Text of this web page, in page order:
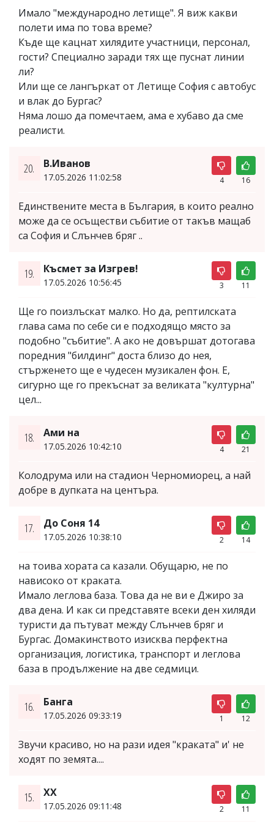
Имало "международно летище". Я виж какви
полети има по това време?
Къде ще кацнат хилядите участници, персонал,
гости? Специално заради тях ще пуснат линии
ли?
Или ще се лангъркат от Летище София с автобус
и влак до Бургас?
Няма лошо да помечтаем, ама е хубаво да сме
реалисти.
20. В.Иванов
17.05.2026 11:02:58 4 16
Единствените места в България, в които реално
може да се осъществи събитие от такъв мащаб
са София и Слънчев бряг ..
19. Късмет за Изгрев!
17.05.2026 10:56:45 3 11
Ще го поизлъскат малко. Но да, рептилската
глава сама по себе си е подходящо място за
подобно "събитие". А ако не довършат дотогава
поредния "билдинг" доста близо до нея,
стърженето ще е чудесен музикален фон. Е,
сигурно ще го прекъснат за великата "културна"
цел...
18. Ами на
17.05.2026 10:42:10 4 21
Колодрума или на стадион Черномиорец, а най
добре в дупката на центъра.
17. До Соня 14
17.05.2026 10:38:10 2 14
на тоива хората са казали. Обущарю, не по
нависоко от краката.
Имало леглова база. Това да не ви е Джиро за
два дена. И как си представяте всеки ден хиляди
туристи да пътуват между Слънчев бряг и
Бургас. Домакинството изисква перфектна
организация, логистика, транспорт и леглова
база в продължение на две седмици.
16. Банга
17.05.2026 09:33:19 1 12
Звучи красиво, но на рази идея "краката" и' не
ходят по земята....
15. XX
17.05.2026 09:11:48 2 11